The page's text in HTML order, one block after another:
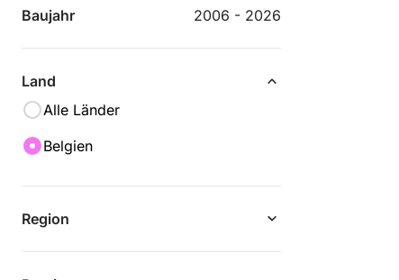
Baujahr 2006 - 2026
Land
Alle Länder
Belgien
Region